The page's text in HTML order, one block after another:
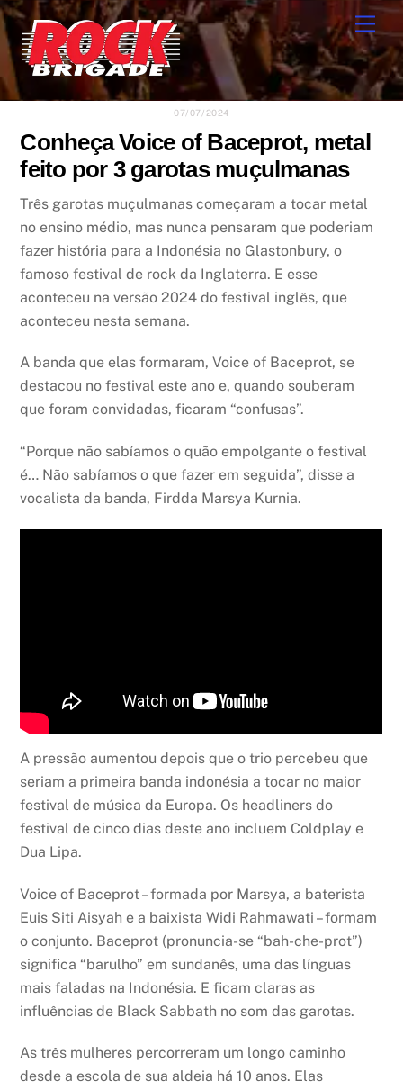
Skip
to
content
07/07/2024
Conheça Voice of Baceprot, metal
feito por 3 garotas muçulmanas
Três garotas muçulmanas começaram a tocar metal
no ensino médio, mas nunca pensaram que poderiam
fazer história para a Indonésia no Glastonbury, o
famoso festival de rock da Inglaterra. E esse
aconteceu na versão 2024 do festival inglês, que
aconteceu nesta semana.
A banda que elas formaram, Voice of Baceprot, se
destacou no festival este ano e, quando souberam
que foram convidadas, ficaram “confusas”.
“Porque não sabíamos o quão empolgante o festival
é… Não sabíamos o que fazer em seguida”, disse a
vocalista da banda, Firdda Marsya Kurnia.
A pressão aumentou depois que o trio percebeu que
seriam a primeira banda indonésia a tocar no maior
festival de música da Europa. Os headliners do
festival de cinco dias deste ano incluem Coldplay e
Dua Lipa.
Voice of Baceprot – formada por Marsya, a baterista
Euis Siti Aisyah e a baixista Widi Rahmawati – formam
o conjunto. Baceprot (pronuncia-se “bah-che-prot”)
significa “barulho” em sundanês, uma das línguas
mais faladas na Indonésia. E ficam claras as
influências de Black Sabbath no som das garotas.
As três mulheres percorreram um longo caminho
desde a escola de sua aldeia há 10 anos. Elas